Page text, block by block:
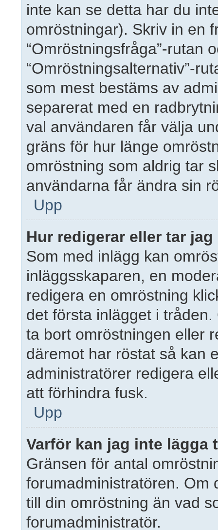
inte kan se detta har du
omröstningar). Skriv in en
“Omröstningsfråga”-rutan
“Omröstningsalternativ”-
som mest bestäms av
separerat med en
val användaren får välja
gräns för hur länge
omröstning som aldrig tar
användarna får ändra sin
Upp
Hur redigerar eller tar
Som med inlägg kan
inläggsskaparen, en
redigera en omröstning
det första inlägget i
ta bort omröstningen eller
däremot har röstat så kan
administratörer redigera
att förhindra fusk.
Upp
Varför kan jag inte
Gränsen för antal
forumadministratören. Om
till din omröstning än vad
forumadministratör.